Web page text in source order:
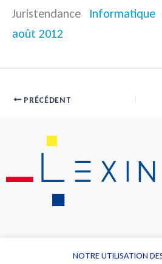
Juristendance
août 2012
PRÉCÉDENT
NOTRE UTILISATION